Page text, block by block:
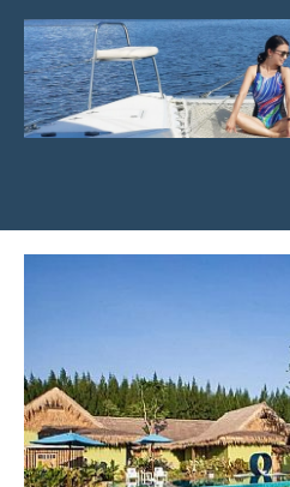
Skip
content
菲
FANG
團、
主
題
旅